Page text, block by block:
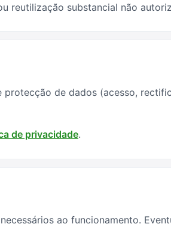
reutilização substancial não
protecção de dados (acesso,
de privacidade.
ao funcionamento.